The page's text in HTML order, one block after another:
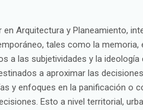
Arquitectura y Planeamiento,
tales como la memoria,
a las subjetividades y la
a aproximar las
y enfoques en la panificación o
Esto a nivel territorial,